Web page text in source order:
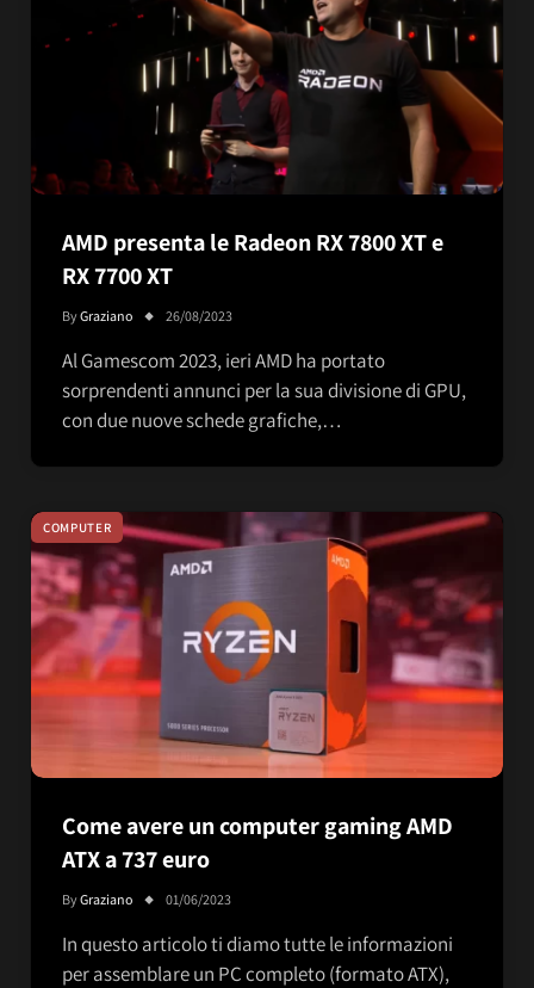
AMD presenta le Radeon RX 7800 XT e
RX 7700 XT
ByGraziano 26/08/2023
Al Gamescom 2023, ieri AMD ha portato
sorprendenti annunci per la sua divisione di GPU,
con due nuove schede grafiche,…
COMPUTER
Come avere un computer gaming AMD
ATX a 737 euro
ByGraziano 01/06/2023
In questo articolo ti diamo tutte le informazioni
per assemblare un PC completo (formato ATX),